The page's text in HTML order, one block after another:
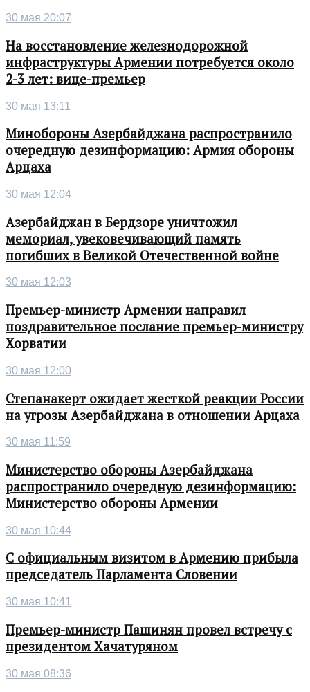
30 мая 20:07
На восстановление железнодорожной
инфраструктуры Армении потребуется около
2-3 лет: вице-премьер
30 мая 13:11
Минобороны Азербайджана распространило
очередную дезинформацию: Армия обороны
Арцаха
30 мая 12:04
Азербайджан в Бердзоре уничтожил
мемориал, увековечивающий память
погибших в Великой Отечественной войне
30 мая 12:03
Премьер-министр Армении направил
поздравительное послание премьер-министру
Хорватии
30 мая 12:00
Степанакерт ожидает жесткой реакции России
на угрозы Азербайджана в отношении Арцаха
30 мая 11:59
Министерство обороны Азербайджана
распространило очередную дезинформацию:
Министерство обороны Армении
30 мая 10:44
С официальным визитом в Армению прибыла
председатель Парламента Словении
30 мая 10:41
Премьер-министр Пашинян провел встречу с
президентом Хачатуряном
30 мая 08:36